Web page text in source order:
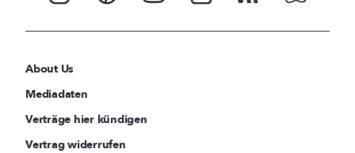
About Us
Mediadaten
Verträge hier kündigen
Vertrag widerrufen